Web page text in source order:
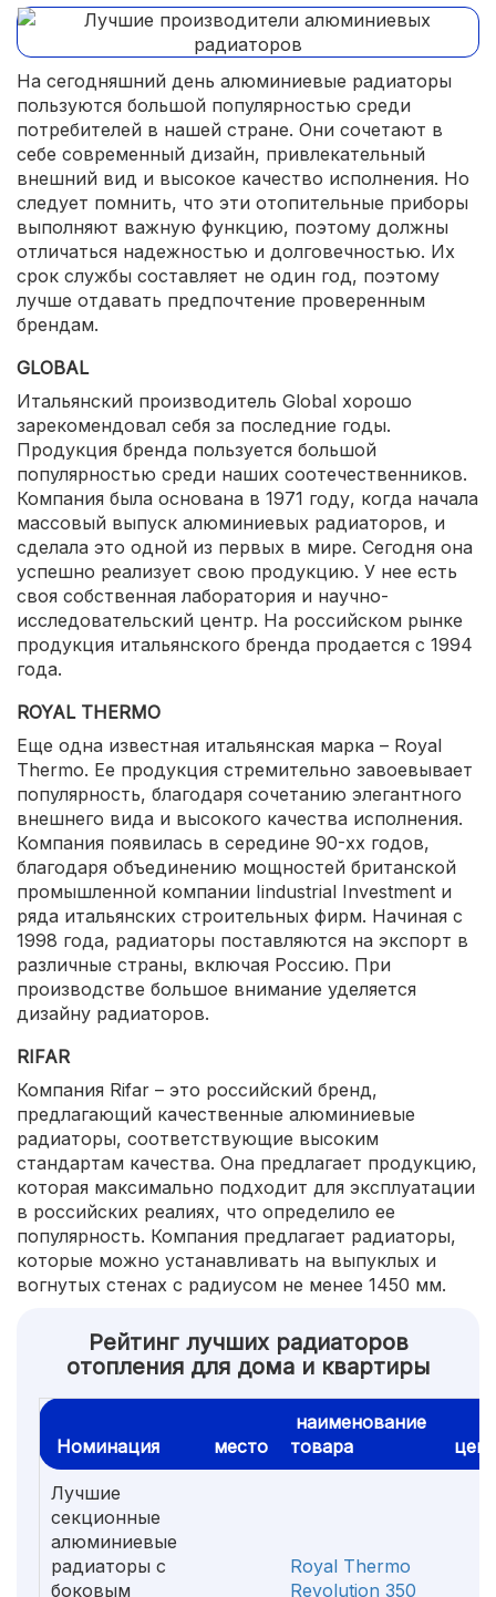
На сегодняшний день алюминиевые радиаторы
пользуются большой популярностью среди
потребителей в нашей стране. Они сочетают в
себе современный дизайн, привлекательный
внешний вид и высокое качество исполнения. Но
следует помнить, что эти отопительные приборы
выполняют важную функцию, поэтому должны
отличаться надежностью и долговечностью. Их
срок службы составляет не один год, поэтому
лучше отдавать предпочтение проверенным
брендам.
GLOBAL
Итальянский производитель Global хорошо
зарекомендовал себя за последние годы.
Продукция бренда пользуется большой
популярностью среди наших соотечественников.
Компания была основана в 1971 году, когда начала
массовый выпуск алюминиевых радиаторов, и
сделала это одной из первых в мире. Сегодня она
успешно реализует свою продукцию. У нее есть
своя собственная лаборатория и научно-
исследовательский центр. На российском рынке
продукция итальянского бренда продается с 1994
года.
ROYAL THERMO
Еще одна известная итальянская марка – Royal
Thermo. Ее продукция стремительно завоевывает
популярность, благодаря сочетанию элегантного
внешнего вида и высокого качества исполнения.
Компания появилась в середине 90-хх годов,
благодаря объединению мощностей британской
промышленной компании Iindustrial Investment и
ряда итальянских строительных фирм. Начиная с
1998 года, радиаторы поставляются на экспорт в
различные страны, включая Россию. При
производстве большое внимание уделяется
дизайну радиаторов.
RIFAR
Компания Rifar – это российский бренд,
предлагающий качественные алюминиевые
радиаторы, соответствующие высоким
стандартам качества. Она предлагает продукцию,
которая максимально подходит для эксплуатации
в российских реалиях, что определило ее
популярность. Компания предлагает радиаторы,
которые можно устанавливать на выпуклых и
вогнутых стенах с радиусом не менее 1450 мм.
Рейтинг лучших радиаторов
отопления для дома и квартиры
Номинация место
наименование
товара
цена
Лучшие
секционные
алюминиевые
радиаторы с
боковым
Royal Thermo
Revolution 350